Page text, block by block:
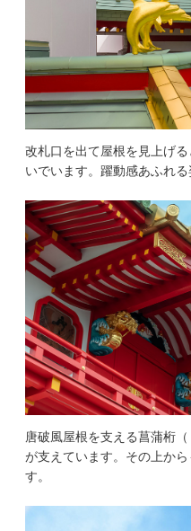
改札口を出て屋根を見上げ
いでいます。躍動感あふれる
唐破風屋根を支える菖蒲桁
が支えています。その上か
す。